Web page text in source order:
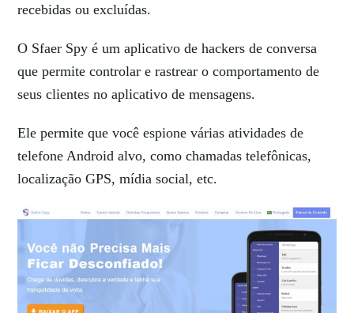
recebidas ou excluídas.
O Sfaer Spy é um aplicativo de hackers de conversa
que permite controlar e rastrear o comportamento de
seus clientes no aplicativo de mensagens.
Ele permite que você espione várias atividades de
telefone Android alvo, como chamadas telefônicas,
localização GPS, mídia social, etc.